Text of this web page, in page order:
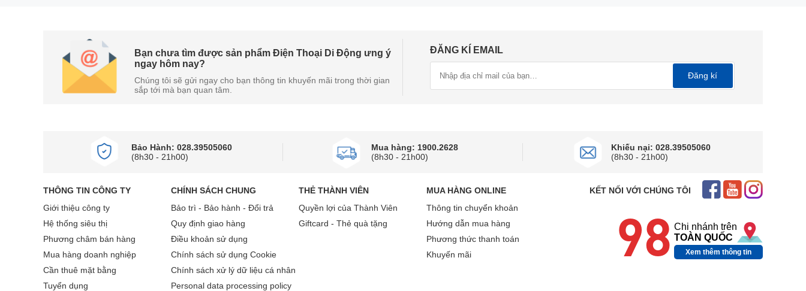
Bạn chưa tìm được sản phẩm Điện Thoại Di Động ưng ý
ngay hôm nay?
Chúng tôi sẽ gửi ngay cho bạn thông tin khuyến mãi trong thời gian
sắp tới mà bạn quan tâm.
ĐĂNG KÍ EMAIL
Đăng kí
Bảo Hành: 028.39505060
(8h30 - 21h00)
Mua hàng: 1900.2628
(8h30 - 21h00)
Khiếu nại: 028.39505060
(8h30 - 21h00)
THÔNG TIN CÔNG TY
Giới thiệu công ty
Hệ thống siêu thị
Phương châm bán hàng
Mua hàng doanh nghiệp
Cần thuê mặt bằng
Tuyển dụng
CHÍNH SÁCH CHUNG
Bảo trì - Bảo hành - Đổi trả
Quy định giao hàng
Điều khoản sử dụng
Chính sách sử dụng Cookie
Chính sách xử lý dữ liệu cá nhân
Personal data processing policy
THẺ THÀNH VIÊN
Quyền lợi của Thành Viên
Giftcard - Thẻ quà tặng
MUA HÀNG ONLINE
Thông tin chuyển khoản
Hướng dẫn mua hàng
Phương thức thanh toán
Khuyến mãi
KẾT NỐI VỚI CHÚNG TÔI
98 Chi nhánh trên
TOÀN QUỐC
Xem thêm thông tin